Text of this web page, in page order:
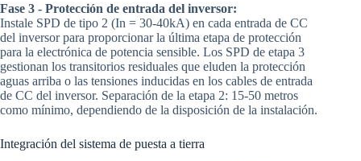
Fase 3 - Protección de entrada del inversor:
Instale SPD de tipo 2 (In = 30-40kA) en cada entrada de CC
del inversor para proporcionar la última etapa de protección
para la electrónica de potencia sensible. Los SPD de etapa 3
gestionan los transitorios residuales que eluden la protección
aguas arriba o las tensiones inducidas en los cables de entrada
de CC del inversor. Separación de la etapa 2: 15-50 metros
como mínimo, dependiendo de la disposición de la instalación.
Integración del sistema de puesta a tierra